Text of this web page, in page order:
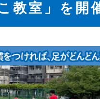
教室」を開